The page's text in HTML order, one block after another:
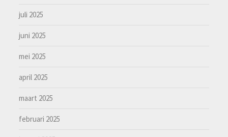
juli 2025
juni 2025
mei 2025
april 2025
maart 2025
februari 2025